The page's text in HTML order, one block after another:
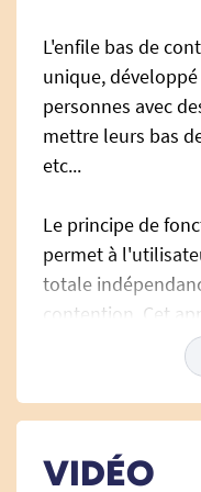
L'enfile bas de
unique,
personnes avec
mettre leurs bas
etc...
Le principe de
permet à
totale
contention. Cet
,
VIDÉO